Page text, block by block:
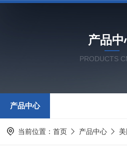
产品中
PRODUCTS
产品中心
当前位置： 首页 产品中心